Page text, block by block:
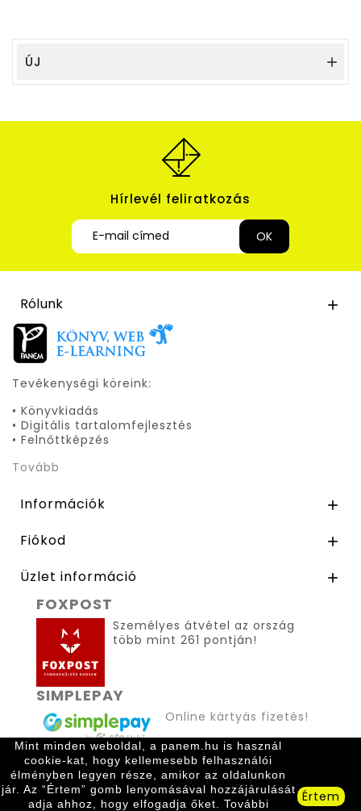
ÚJ 
Hírlevél feliratkozás
Rólunk 
Tevékenységi köreink:
• Könyvkiadás
• Digitális tartalomfejlesztés
• Felnőttképzés
Tovább
Információk 
Fiókod 
Üzlet információ 
FOXPOST
Személyes átvétel az ország
több mint 261 pontján!
SIMPLEPAY
Online kártyás fizetés!
Mint minden weboldal, a panem.hu is használ
cookie-kat, hogy kellemesebb felhasználói
élményben legyen része, amikor az oldalunkon
jár. Az “Értem” gomb lenyomásával hozzájárulását
adja ahhoz, hogy elfogadja őket. További
Értem